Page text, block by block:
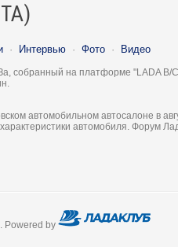
· Интервью · Фото · Видео
собранный на платформе "LADA B/
автомобильном автосалоне в
характеристики автомобиля.
Powered by